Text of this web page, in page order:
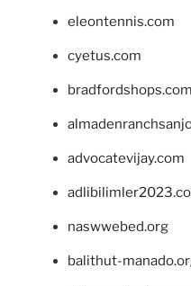
eleontennis.com
cyetus.com
bradfordshops.com
advocatevijay.com
naswwebed.org
balithut-